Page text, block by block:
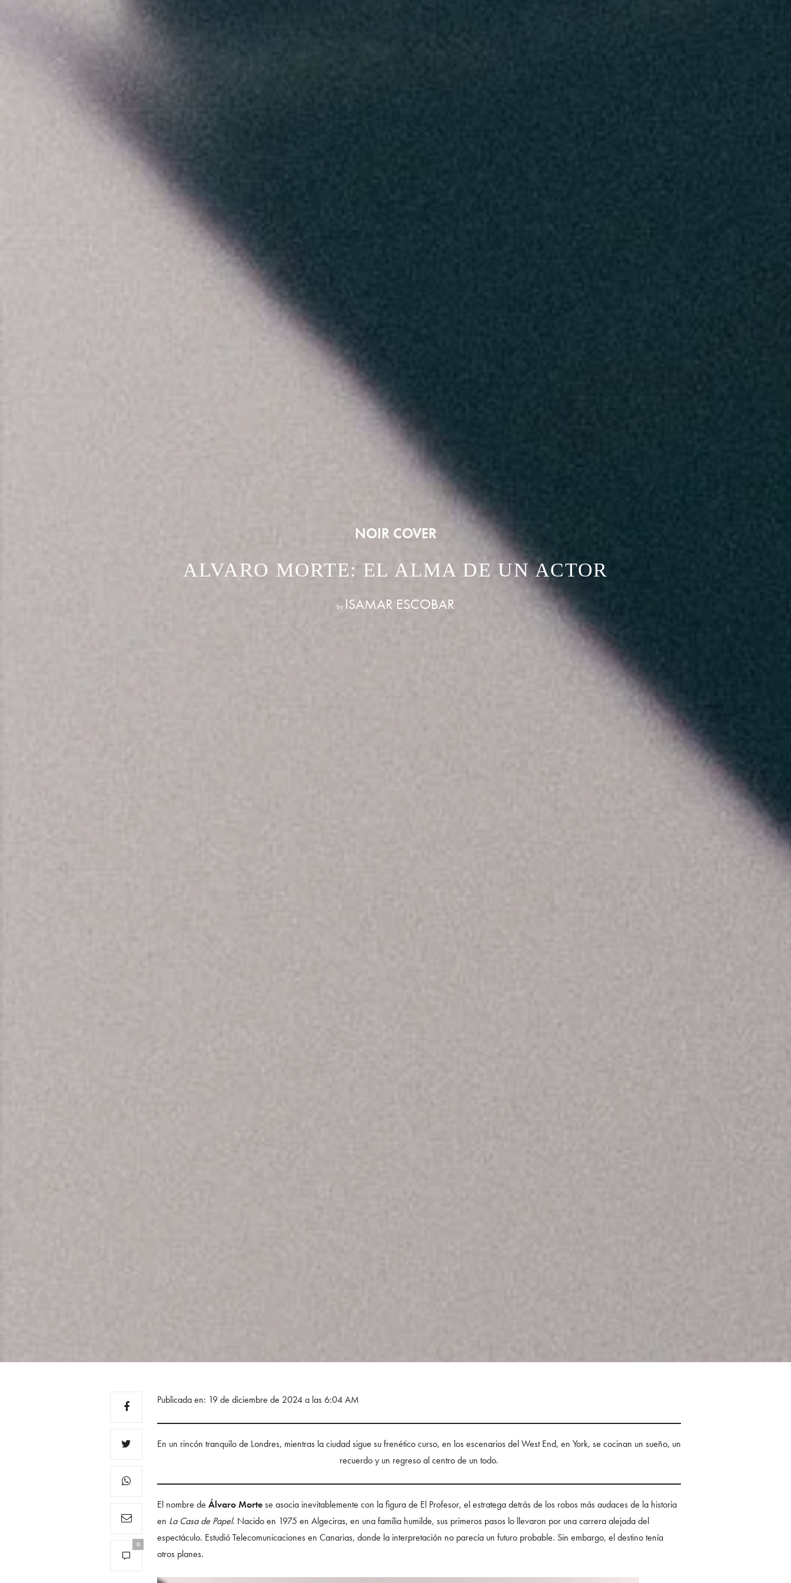
NOIR COVER
ALVARO MORTE: EL ALMA DE UN ACTOR
by ISAMAR ESCOBAR
0
Publicada en: 19 de diciembre de 2024 a las 6:04 AM
En un rincón tranquilo de Londres, mientras la ciudad sigue su frenético curso, en los escenarios del West End, en York, se cocinan un sueño, un
recuerdo y un regreso al centro de un todo.
El nombre de Álvaro Mortese asocia inevitablemente con la figura de El Profesor, el estratega detrás de los robos más audaces de la historia
en La Casa de Papel. Nacido en 1975 en Algeciras, en una familia humilde, sus primeros pasos lo llevaron por una carrera alejada del
espectáculo. Estudió Telecomunicaciones en Canarias, donde la interpretación no parecía un futuro probable. Sin embargo, el destino tenía
otros planes.